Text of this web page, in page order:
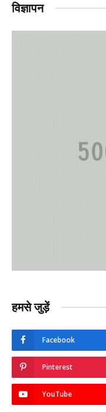
विज्ञापन
हमसे जुड़ें
Facebook
Pinterest
YouTube